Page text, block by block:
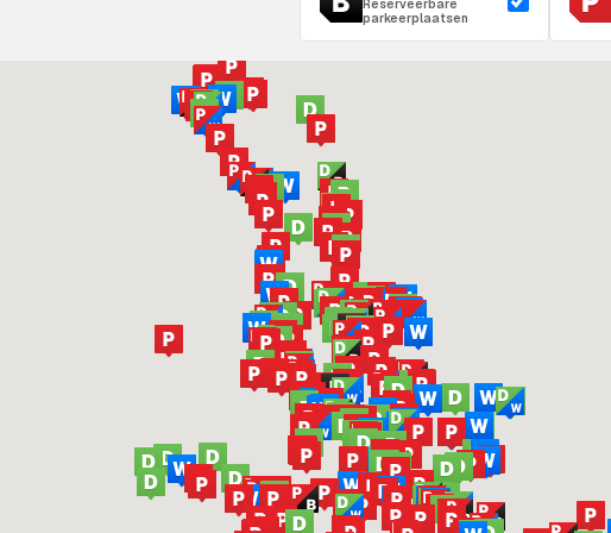
Reserveerbare
parkeerplaatsen